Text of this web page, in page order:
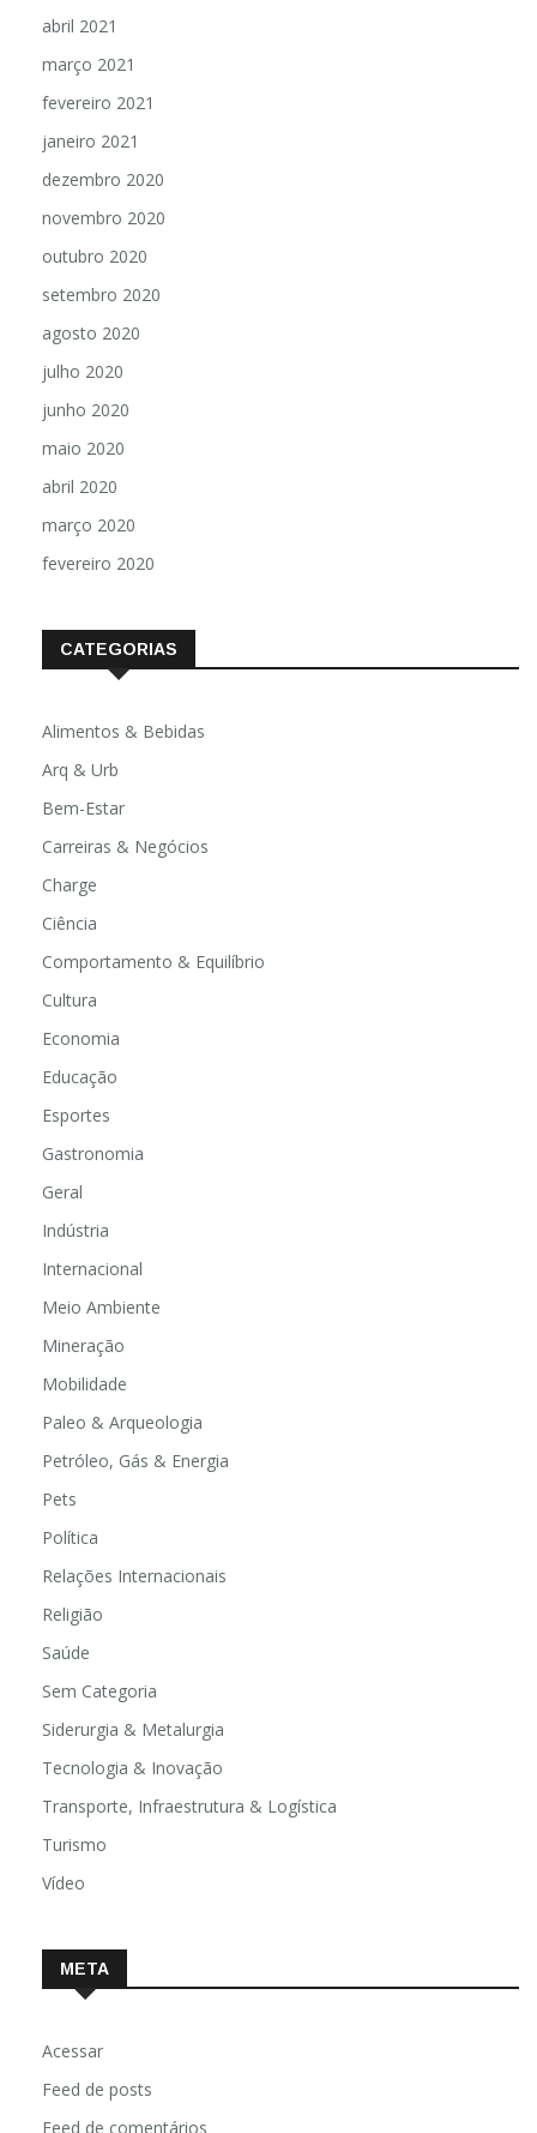
abril 2021
março 2021
fevereiro 2021
janeiro 2021
dezembro 2020
novembro 2020
outubro 2020
setembro 2020
agosto 2020
julho 2020
junho 2020
maio 2020
abril 2020
março 2020
fevereiro 2020
CATEGORIAS
Alimentos & Bebidas
Arq & Urb
Bem-Estar
Carreiras & Negócios
Charge
Ciência
Comportamento & Equilíbrio
Cultura
Economia
Educação
Esportes
Gastronomia
Geral
Indústria
Internacional
Meio Ambiente
Mineração
Mobilidade
Paleo & Arqueologia
Petróleo, Gás & Energia
Pets
Política
Relações Internacionais
Religião
Saúde
Sem Categoria
Siderurgia & Metalurgia
Tecnologia & Inovação
Transporte, Infraestrutura & Logística
Turismo
Vídeo
META
Acessar
Feed de posts
Feed de comentários